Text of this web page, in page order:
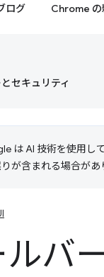
ログ Chrome の
セキュリティ
は AI 技術を使用し
が含まれる場合があ
バ